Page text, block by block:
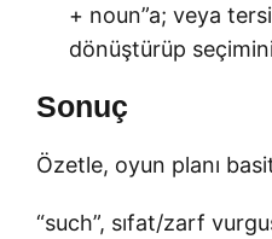
+ noun”a; veya
dönüştürüp
Sonuç
Özetle, oyun planı
“such”, sıfat/zarf